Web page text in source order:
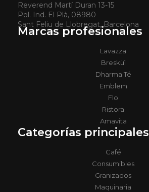
Reverend Martí Duran 13-15
Pol. Ind. El Plà, 08980
Sant Feliu de Llobregat, Barcelona
Marcas profesionales
Lavazza
Bresküì
Dharma Té
Emblem
Flo
Ristora
Amavita
Categorías principales
Café
Consumibles
Granizados
Maquinaria